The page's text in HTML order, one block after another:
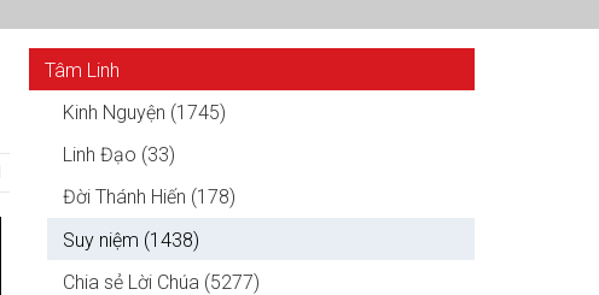
Tâm Linh
Kinh Nguyện (1745)
Linh Đạo (33)
Đời Thánh Hiến (178)
Suy niệm (1438)
Chia sẻ Lời Chúa (5277)